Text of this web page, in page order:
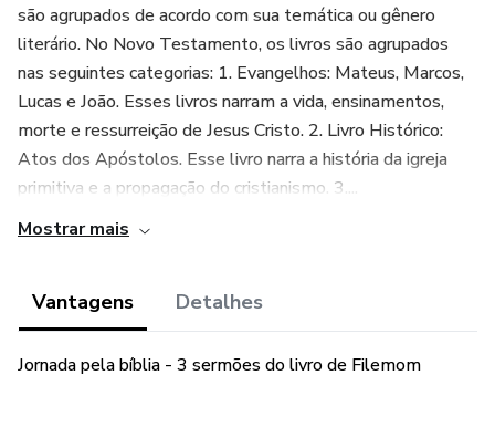
são agrupados de acordo com sua temática ou gênero
literário. No Novo Testamento, os livros são agrupados
nas seguintes categorias: 1. Evangelhos: Mateus, Marcos,
Lucas e João. Esses livros narram a vida, ensinamentos,
morte e ressurreição de Jesus Cristo. 2. Livro Histórico:
Atos dos Apóstolos. Esse livro narra a história da igreja
primitiva e a propagação do cristianismo. 3....
Mostrar mais
Vantagens Detalhes
Jornada pela bíblia - 3 sermões do livro de Filemom